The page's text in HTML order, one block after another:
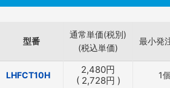
型番
通常単価(税別)
(税込単価)
最小発
LHFCT10H 2,480円
( 2,728円 ) 1個